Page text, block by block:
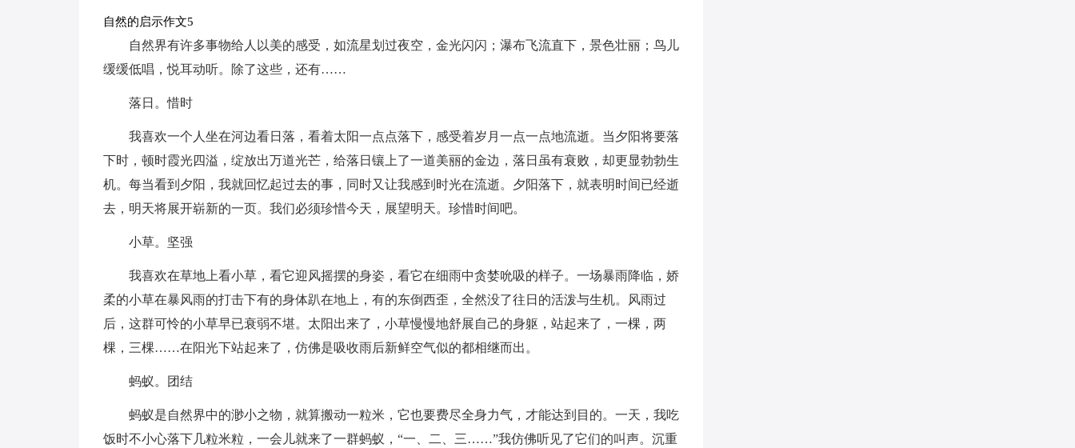
自然的启示作文5
自然界有许多事物给人以美的感受，如流星划过夜空，金光闪闪；瀑布飞流直下，景色壮丽；鸟儿
缓缓低唱，悦耳动听。除了这些，还有……
落日。惜时
我喜欢一个人坐在河边看日落，看着太阳一点点落下，感受着岁月一点一点地流逝。当夕阳将要落
下时，顿时霞光四溢，绽放出万道光芒，给落日镶上了一道美丽的金边，落日虽有衰败，却更显勃勃生
机。每当看到夕阳，我就回忆起过去的事，同时又让我感到时光在流逝。夕阳落下，就表明时间已经逝
去，明天将展开崭新的一页。我们必须珍惜今天，展望明天。珍惜时间吧。
小草。坚强
我喜欢在草地上看小草，看它迎风摇摆的身姿，看它在细雨中贪婪吮吸的样子。一场暴雨降临，娇
柔的小草在暴风雨的打击下有的身体趴在地上，有的东倒西歪，全然没了往日的活泼与生机。风雨过
后，这群可怜的小草早已衰弱不堪。太阳出来了，小草慢慢地舒展自己的身躯，站起来了，一棵，两
棵，三棵……在阳光下站起来了，仿佛是吸收雨后新鲜空气似的都相继而出。
蚂蚁。团结
蚂蚁是自然界中的渺小之物，就算搬动一粒米，它也要费尽全身力气，才能达到目的。一天，我吃
饭时不小心落下几粒米粒，一会儿就来了一群蚂蚁，“一、二、三……”我仿佛听见了它们的叫声。沉重